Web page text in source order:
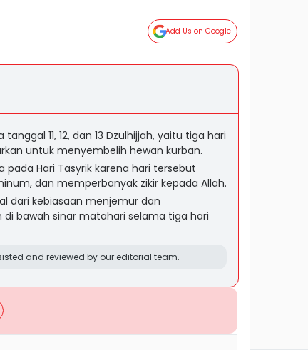
Add Us on Google
11, 12, dan 13 Dzulhijjah, yaitu tiga hari
untuk menyembelih hewan kurban.
pada Hari Tasyrik karena hari tersebut
dan memperbanyak zikir kepada Allah.
dari kebiasaan menjemur dan
bawah sinar matahari selama tiga hari
and reviewed by our editorial team.